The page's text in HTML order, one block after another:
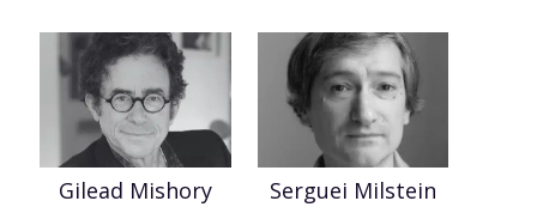
Gilead Mishory Serguei Milstein